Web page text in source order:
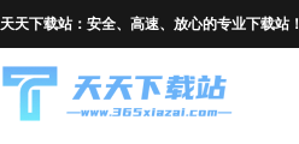
天天下载站：安全、高速、放心的专业下载站！